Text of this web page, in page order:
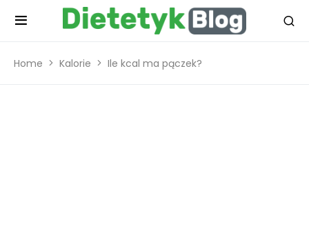
Home Kalorie Ile kcal ma pączek?